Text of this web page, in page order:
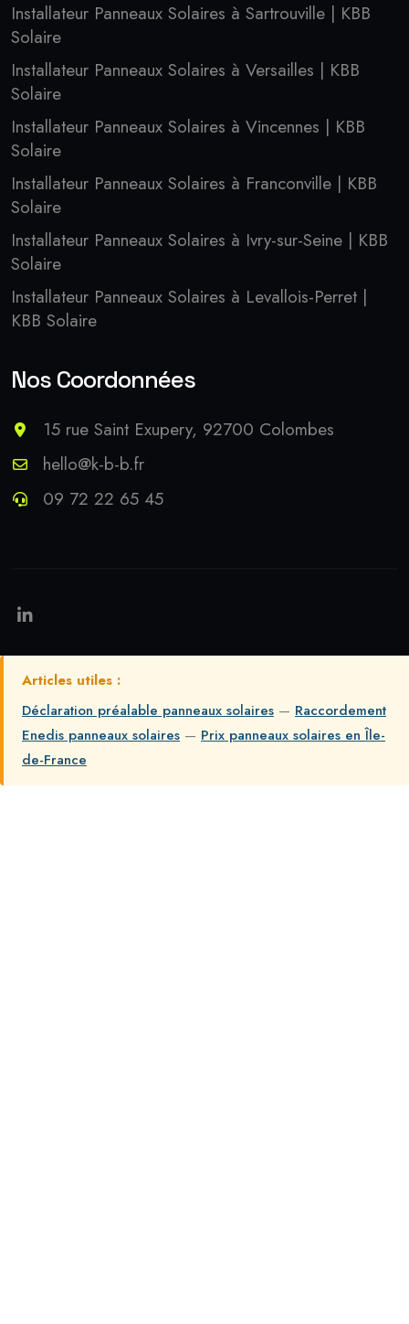
Installateur Panneaux Solaires à Sartrouville | KBB
Solaire
Installateur Panneaux Solaires à Versailles | KBB
Solaire
Installateur Panneaux Solaires à Vincennes | KBB
Solaire
Installateur Panneaux Solaires à Franconville | KBB
Solaire
Installateur Panneaux Solaires à Ivry-sur-Seine | KBB
Solaire
Installateur Panneaux Solaires à Levallois-Perret |
KBB Solaire
Nos Coordonnées
15 rue Saint Exupery, 92700 Colombes
hello@k-b-b.fr
09 72 22 65 45
Articles utiles :
Déclaration préalable panneaux solaires — Raccordement
Enedis panneaux solaires — Prix panneaux solaires en Île-
de-France